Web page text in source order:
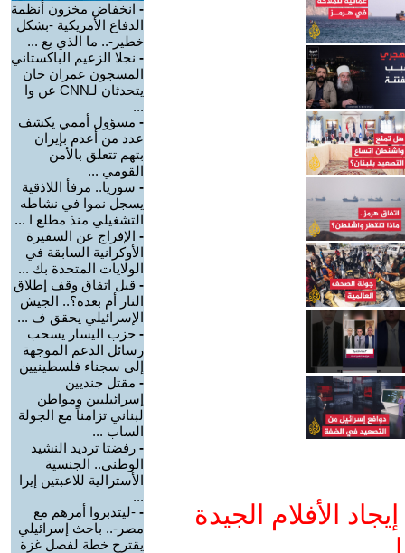
الأفلام الجيدة
- انخفاض مخزون أنظمة
الدفاع الأمريكية -بشكل
خطير-.. ما الذي يع ...
- نجلا الزعيم الباكستاني
المسجون عمران خان
يتحدثان لـCNN عن وا
...
- مسؤول أممي يكشف
عدد من أعدم بإيران
بتهم تتعلق بالأمن
القومي ...
- سوريا.. مرفأ اللاذقية
يسجل نموا في نشاطه
التشغيلي منذ مطلع ا ...
- الإفراج عن السفيرة
الأوكرانية السابقة في
الولايات المتحدة بك ...
- قبل اتفاق وقف إطلاق
النار أم بعده؟.. الجيش
الإسرائيلي يحقق ف ...
- حزب اليسار يسحب
رسائل الدعم الموجهة
إلى سجناء فلسطينيين
- مقتل جنديين
إسرائيليين ومواطن
لبناني تزامناً مع الجولة
الساب ...
- رفضتا ترديد النشيد
الوطني.. الجنسية
الأسترالية للاعبتين إيرا
...
- -ليتدبروا أمرهم مع
مصر-.. باحث إسرائيلي
يقترح خطة لفصل غزة